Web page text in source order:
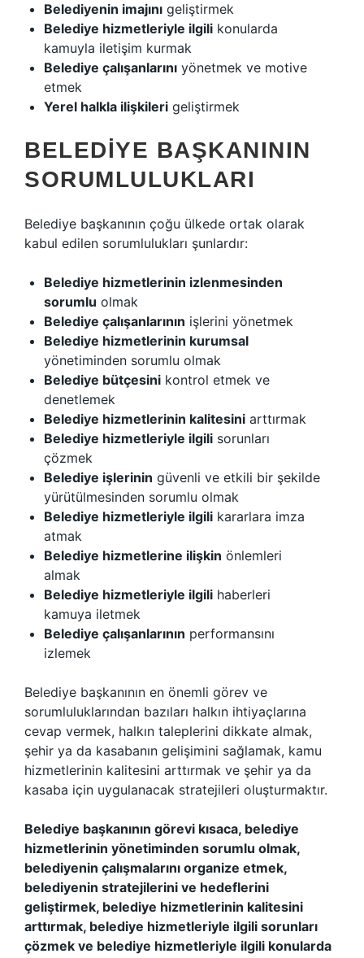
Belediyenin imajını geliştirmek
Belediye hizmetleriyle ilgili konularda
kamuyla iletişim kurmak
Belediye çalışanlarını yönetmek ve motive
etmek
Yerel halkla ilişkileri geliştirmek
BELEDIYE BAŞKANININ
SORUMLULUKLARI
Belediye başkanının çoğu ülkede ortak olarak
kabul edilen sorumlulukları şunlardır:
Belediye hizmetlerinin izlenmesinden
sorumlu olmak
Belediye çalışanlarının işlerini yönetmek
Belediye hizmetlerinin kurumsal
yönetiminden sorumlu olmak
Belediye bütçesini kontrol etmek ve
denetlemek
Belediye hizmetlerinin kalitesini arttırmak
Belediye hizmetleriyle ilgili sorunları
çözmek
Belediye işlerinin güvenli ve etkili bir şekilde
yürütülmesinden sorumlu olmak
Belediye hizmetleriyle ilgili kararlara imza
atmak
Belediye hizmetlerine ilişkin önlemleri
almak
Belediye hizmetleriyle ilgili haberleri
kamuya iletmek
Belediye çalışanlarının performansını
izlemek
Belediye başkanının en önemli görev ve
sorumluluklarından bazıları halkın ihtiyaçlarına
cevap vermek, halkın taleplerini dikkate almak,
şehir ya da kasabanın gelişimini sağlamak, kamu
hizmetlerinin kalitesini arttırmak ve şehir ya da
kasaba için uygulanacak stratejileri oluşturmaktır.
Belediye başkanının görevi kısaca, belediye
hizmetlerinin yönetiminden sorumlu olmak,
belediyenin çalışmalarını organize etmek,
belediyenin stratejilerini ve hedeflerini
geliştirmek, belediye hizmetlerinin kalitesini
arttırmak, belediye hizmetleriyle ilgili sorunları
çözmek ve belediye hizmetleriyle ilgili konularda